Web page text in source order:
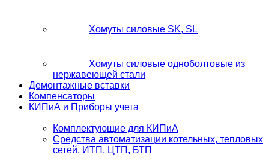
Хомуты силовые SK, SL
Хомуты силовые одноболтовые из
нержавеющей стали
Демонтажные вставки
Компенсаторы
КИПиА и Приборы учета
Комплектующие для КИПиА
Средства автоматизации котельных, тепловых
сетей, ИТП, ЦТП, БТП